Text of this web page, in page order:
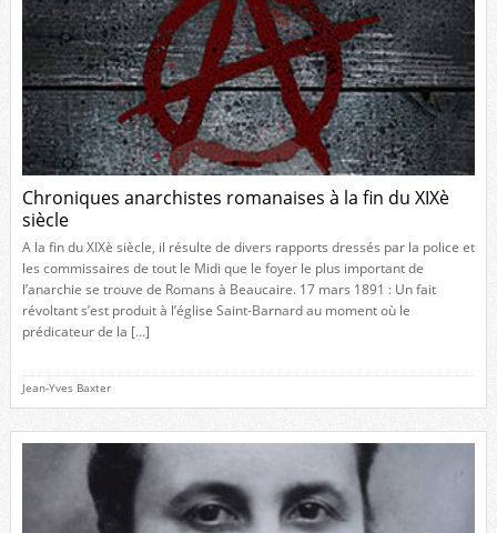
Chroniques anarchistes romanaises à la fin du XIXè
siècle
A la fin du XIXè siècle, il résulte de divers rapports dressés par la police et
les commissaires de tout le Midi que le foyer le plus important de
l’anarchie se trouve de Romans à Beaucaire. 17 mars 1891 : Un fait
révoltant s’est produit à l’église Saint-Barnard au moment où le
prédicateur de la […]
Jean-Yves Baxter